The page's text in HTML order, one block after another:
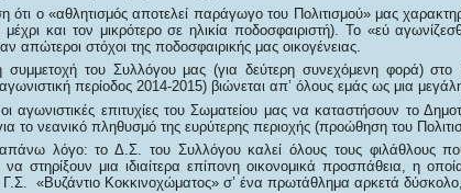
ότι ο «αθλητισμός αποτελεί παράγωγο του Πολιτισμού» μας
και τον μικρότερο σε ηλικία ποδοσφαιριστή). Το «εύ
απώτεροι στόχοι της ποδοσφαιρικής μας οικογένειας.
συμμετοχή του Συλλόγου μας (για δεύτερη συνεχόμενη φορά)
περίοδος 2014-2015) βιώνεται απ’ όλους εμάς ως μια
αγωνιστικές επιτυχίες του Σωματείου μας να καταστήσουν το
το νεανικό πληθυσμό της ευρύτερης περιοχής (προώθηση του
λόγο: το Δ.Σ. του Συλλόγου καλεί όλους τους φιλάθλους
να στηρίξουν μια ιδιαίτερα επίπονη οικονομικά προσπάθεια, η
Γ.Σ. «Βυζάντιο Κοκκινοχώματος» σ’ ένα πρωτάθλημα αρκετά